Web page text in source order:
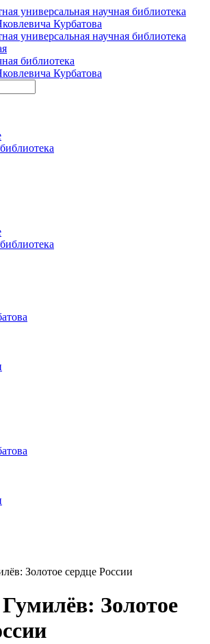
библиотека
Курбатова
Золотое сердце России
Золотое